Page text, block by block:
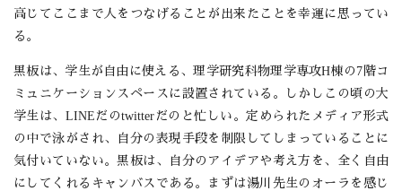
高じてここまで人をつなげることが出来たことを幸運に思ってい
る。
黒板は、学生が自由に使える、理学研究科物理学専攻H棟の7階コ
ミュニケーションスペースに設置されている。しかしこの頃の大
学生は、LINEだのtwitterだのと忙しい。定められたメディア形式
の中で泳がされ、自分の表現手段を制限してしまっていることに
気付いていない。黒板は、自分のアイデアや考え方を、全く自由
にしてくれるキャンバスである。まずは湯川先生のオーラを感じ